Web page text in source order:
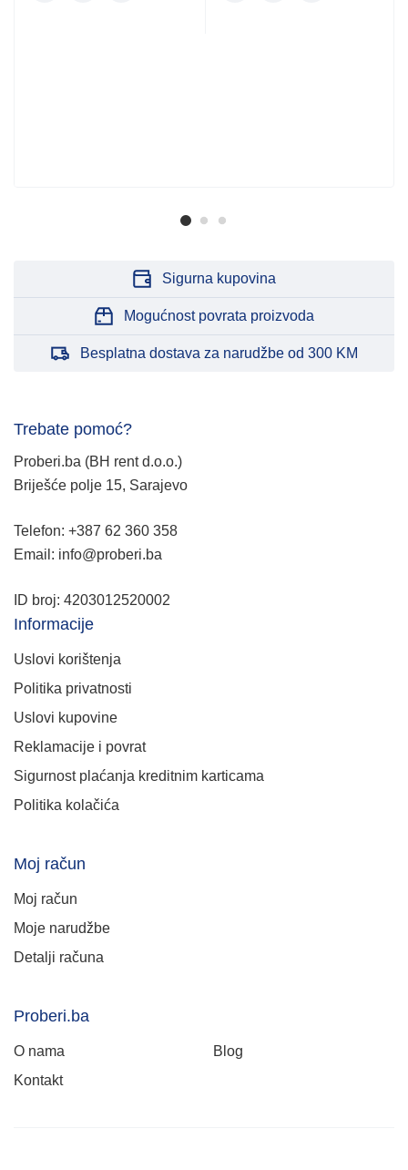
Sigurna kupovina
Mogućnost povrata proizvoda
Besplatna dostava za narudžbe od 300 KM
Trebate pomoć?
Proberi.ba (BH rent d.o.o.)
Briješće polje 15, Sarajevo
Telefon: +387 62 360 358
Email: info@proberi.ba
ID broj: 4203012520002
Informacije
Uslovi korištenja
Politika privatnosti
Uslovi kupovine
Reklamacije i povrat
Sigurnost plaćanja kreditnim karticama
Politika kolačića
Moj račun
Moj račun
Moje narudžbe
Detalji računa
Proberi.ba
O nama
Blog
Kontakt